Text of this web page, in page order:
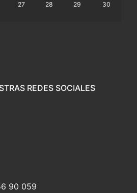
27 28 29
30
REDES SOCIALES
90 059